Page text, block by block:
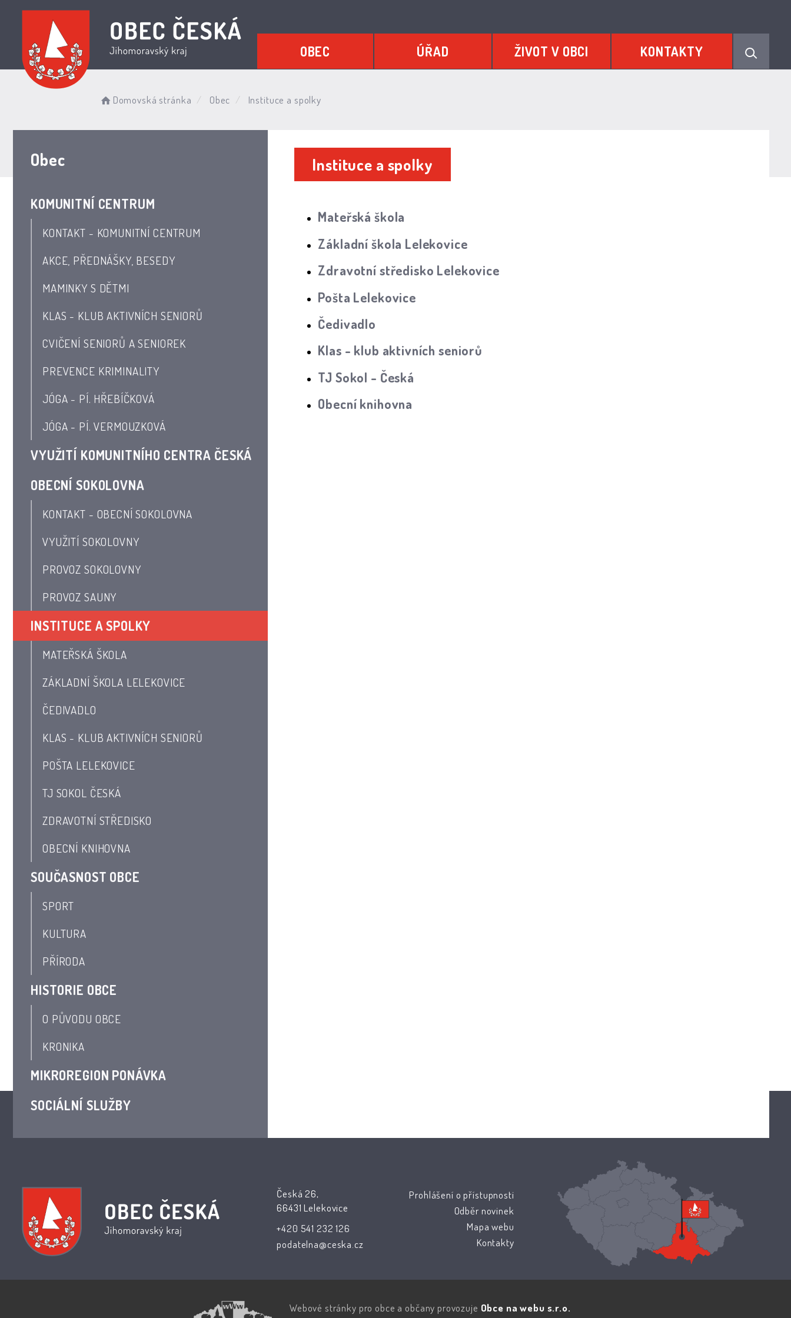
OBEC ÚŘAD ŽIVOT V OBCI KONTAKTY
Domovská stránka Obec Instituce a spolky
Obec
KOMUNITNÍ CENTRUM
KONTAKT - KOMUNITNÍ CENTRUM
AKCE, PŘEDNÁŠKY, BESEDY
MAMINKY S DĚTMI
KLAS - KLUB AKTIVNÍCH SENIORŮ
CVIČENÍ SENIORŮ A SENIOREK
PREVENCE KRIMINALITY
JÓGA - PÍ. HŘEBÍČKOVÁ
JÓGA - PÍ. VERMOUZKOVÁ
VYUŽITÍ KOMUNITNÍHO CENTRA ČESKÁ
OBECNÍ SOKOLOVNA
KONTAKT - OBECNÍ SOKOLOVNA
VYUŽITÍ SOKOLOVNY
PROVOZ SOKOLOVNY
PROVOZ SAUNY
INSTITUCE A SPOLKY
MATEŘSKÁ ŠKOLA
ZÁKLADNÍ ŠKOLA LELEKOVICE
ČEDIVADLO
KLAS - KLUB AKTIVNÍCH SENIORŮ
POŠTA LELEKOVICE
TJ SOKOL ČESKÁ
ZDRAVOTNÍ STŘEDISKO
OBECNÍ KNIHOVNA
SOUČASNOST OBCE
SPORT
KULTURA
PŘÍRODA
HISTORIE OBCE
O PŮVODU OBCE
KRONIKA
MIKROREGION PONÁVKA
SOCIÁLNÍ SLUŽBY
Instituce a spolky
Mateřská škola
Základní škola Lelekovice
Zdravotní středisko Lelekovice
Pošta Lelekovice
Čedivadlo
Klas - klub aktivních seniorů
TJ Sokol - Česká
Obecní knihovna
Česká 26,
66431 Lelekovice
+420 541 232 126
podatelna@ceska.cz
Prohlášení o přístupnosti
Odběr novinek
Mapa webu
Kontakty
Webové stránky pro obce a občany provozuje Obce na webu s.r.o.